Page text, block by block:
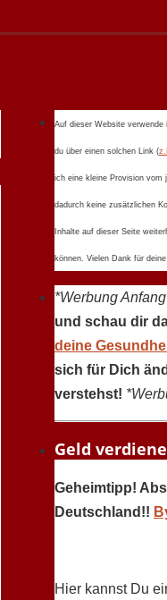
Auf dieser Website
du über einen solchen Link (
ich eine kleine Provision vom
dadurch keine zusätzlichen
Inhalte auf dieser Seite
können. Vielen Dank für
*Werbung
und schau dir
deine
sich für Dich
verstehst!
Geld
Geheimtipp!
Deutschland!!
Hier kannst Du